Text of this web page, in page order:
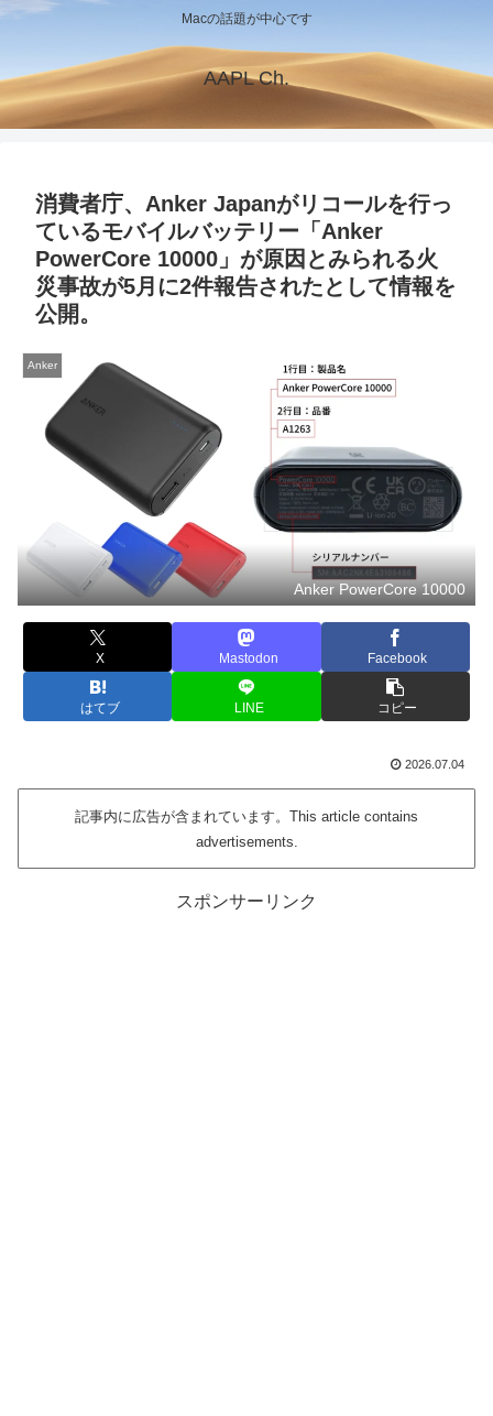
Macの話題が中心です
AAPL Ch.
消費者庁、Anker Japanがリコールを行っ
ているモバイルバッテリー「Anker
PowerCore 10000」が原因とみられる火
災事故が5月に2件報告されたとして情報を
公開。
Anker
Anker PowerCore 10000
X Mastodon Facebook
はてブ LINE コピー
2026.07.04
記事内に広告が含まれています。This article contains
advertisements.
スポンサーリンク